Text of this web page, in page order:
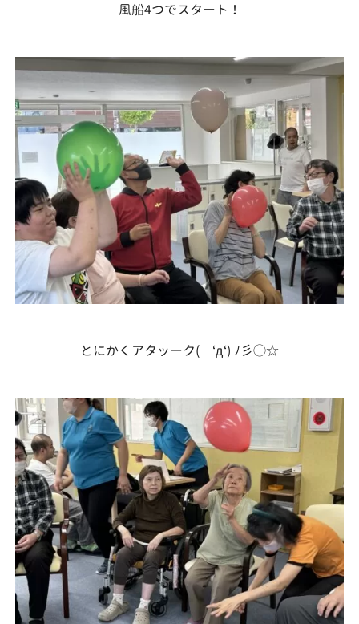
風船4つでスタート！
とにかくアタッーク( ‘д‘) ﾉ彡◯☆